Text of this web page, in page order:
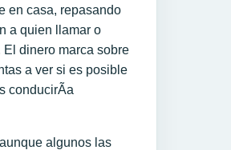
en casa, repasando
a quien llamar o
dinero marca sobre
a ver si es posible
conducirÃ­a
algunos las